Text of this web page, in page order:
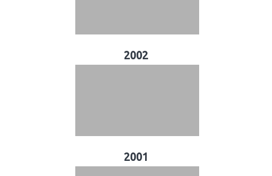
2002
2001